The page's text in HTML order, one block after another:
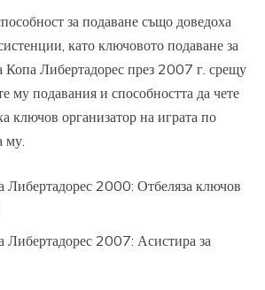
за подаване също доведоха
като ключовото подаване за
Копа Либертадорес през 2007 г. срещу
му подавания и способността да чете
ключов организатор на играта по
му.
2000: Отбеляза ключов
2007: Асистира за